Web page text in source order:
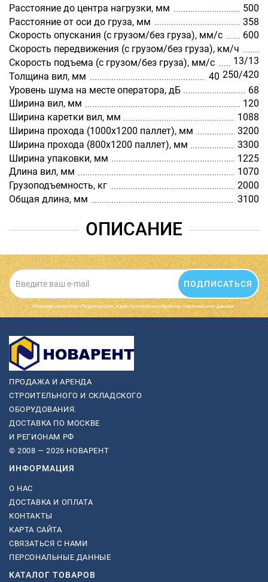
Расстояние до центра нагрузки, мм
500
Расстояние от оси до груза, мм
358
Скорость опускания (с грузом/без груза), мм/с
600
Скорость передвижения (с грузом/без груза), км/ч
13/13
Скорость подъема (с грузом/без груза), мм/с
250/420
Толщина вил, мм
40
Уровень шума на месте оператора, дБ
68
Ширина вил, мм
120
Ширина каретки вил, мм
1088
Ширина прохода (1000х1200 паллет), мм
3200
Ширина прохода (800х1200 паллет), мм
3300
Ширина упаковки, мм
1225
Длина вил, мм
1070
Грузоподъемность, кг
2000
Общая длина, мм
3100
ОПИСАНИЕ
ПОДПИСАТЬСЯ
Нажимая на кнопку «Подписаться», я даю cогласие на обработку персональных данных.
ПРОДАЖА И АРЕНДА
СТРОИТЕЛЬНОГО И СКЛАДСКОГО
ОБОРУДОВАНИЯ.
ДОСТАВКА ПО МОСКВЕ
И РЕГИОНАМ РФ
© 2008 — 2026 НОВАРЕНТ
ИНФОРМАЦИЯ
О НАС
ДОСТАВКА И ОПЛАТА
КОНТАКТЫ
КАРТА САЙТА
СВЯЗАТЬСЯ С НАМИ
ПЕРСОНАЛЬНЫЕ ДАННЫЕ
КАТАЛОГ ТОВАРОВ